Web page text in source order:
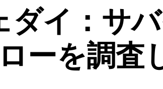
イ：サ
ーを調査